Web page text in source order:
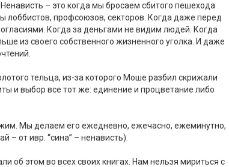
– это когда мы бросаем сбитого пешехода
профсоюзов, секторов. Когда даже перед
Когда за деньгами не видим людей. Когда
из своего собственного жизненного уголка. И даже
тельца, из-за которого Моше разбил скрижали
и выбор все тот же: единение и процветание либо
Мы делаем его ежедневно, ежечасно, ежеминутно,
– от ивр. “сина” – ненависть).
об этом во всех своих книгах. Нам нельзя мириться с